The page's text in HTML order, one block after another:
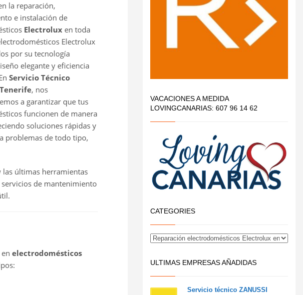
la reparación,
e instalación de
Electrolux en toda
Electrolux
por su tecnología
elegante y eficiencia
Servicio Técnico
, nos
a garantizar que tus
funcionen de manera
soluciones rápidas y
problemas de todo tipo,
las últimas herramientas
de mantenimiento
electrodomésticos
VACACIONES A MEDIDA
LOVINGCANARIAS: 607 96 14 62
CATEGORIES
ULTIMAS EMPRESAS AÑADIDAS
Servicio técnico ZANUSSI